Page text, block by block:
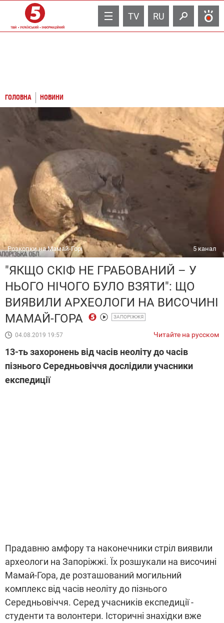
TV RU
ГОЛОВНА НОВИНИ
Розкопки на Мамай-Горі 5 канал
"ЯКЩО СКІФ НЕ ГРАБОВАНИЙ – У
НЬОГО НІЧОГО БУЛО ВЗЯТИ": ЩО
ВИЯВИЛИ АРХЕОЛОГИ НА ВИСОЧИНІ
МАМАЙ-ГОРА
ЗАПОРІЖЖЯ
04.08.2019 19:57 Читайте на русском
13-ть захоронень від часів неоліту до часів
пізнього Середньовіччя дослідили учасники
експедиції
Прадавню амфору та наконечники стріл виявили
археологи на Запоріжжі. Їх розшукали на височині
Мамай-Гора, де розташований могильний
комплекс від часів неоліту до пізнього
Середньовіччя. Серед учасників експедиції -
студенти та волонтери. Історичні знахідки вже